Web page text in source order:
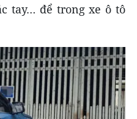
tay… để trong xe ô tô